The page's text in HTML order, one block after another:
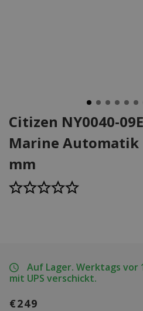
Citizen NY0040-
Marine Automatik
mm
Auf Lager. Werktags vor
mit UPS verschickt.
€249